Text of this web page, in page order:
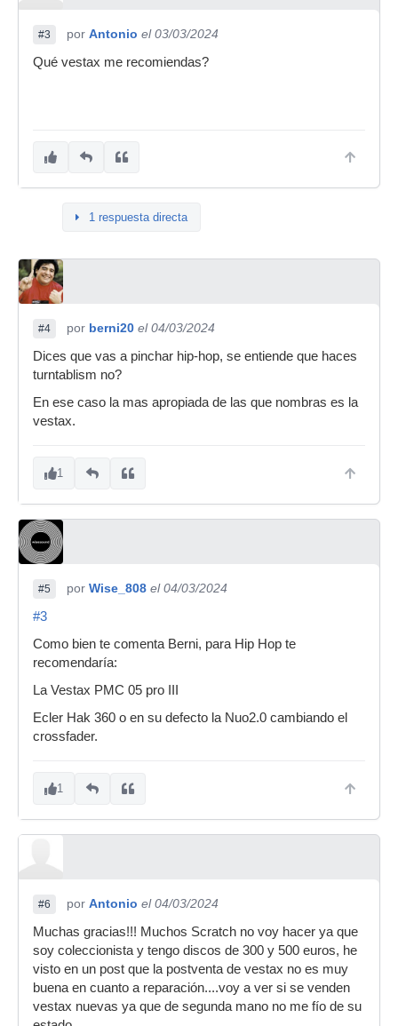
#3 por Antonio el 03/03/2024
Qué vestax me recomiendas?
1 respuesta directa
#4 por berni20 el 04/03/2024
Dices que vas a pinchar hip-hop, se entiende que haces
turntablism no?
En ese caso la mas apropiada de las que nombras es la
vestax.
1
#5 por Wise_808 el 04/03/2024
#3
Como bien te comenta Berni, para Hip Hop te
recomendaría:
La Vestax PMC 05 pro III
Ecler Hak 360 o en su defecto la Nuo2.0 cambiando el
crossfader.
1
#6 por Antonio el 04/03/2024
Muchas gracias!!! Muchos Scratch no voy hacer ya que
soy coleccionista y tengo discos de 300 y 500 euros, he
visto en un post que la postventa de vestax no es muy
buena en cuanto a reparación....voy a ver si se venden
vestax nuevas ya que de segunda mano no me fío de su